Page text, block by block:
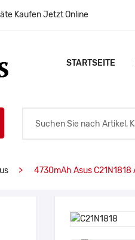
Kaufen Jetzt Online
STARTSEITE
4730mAh Asus C21N1818